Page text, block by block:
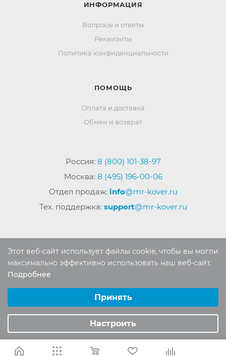
ИНФОРМАЦИЯ
Вопросы и ответы
Реквизиты
Политика конфиденциальности
ПОМОЩЬ
Оплата и доставка
Обмен и возврат
Россия: 8 (800) 101-38-97
Москва: 8 (495) 196-00-06
Отдел продаж: info@mr-kover.ru
Тех. поддержка: support@mr-kover.ru
2022-2026 © Интернет магазинMR-KOVER.RU
Авторские права защищены. Воспроизведение
материалов сайта без письменного разрешения
Этот веб-сайт использует файлы cookie, чтобы вы могли
максимально эффективно использовать наш веб-сайт.
Подробнее
Аналитические/Функциональные
Принять
Настроить